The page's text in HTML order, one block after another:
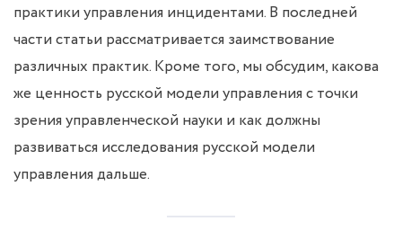
практики управления инцидентами. В последней
части статьи рассматривается заимствование
различных практик. Кроме того, мы обсудим, какова
же ценность русской модели управления с точки
зрения управленческой науки и как должны
развиваться исследования русской модели
управления дальше.